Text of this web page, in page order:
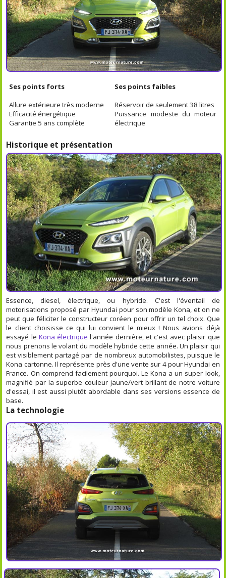
Ses points forts
Allure extérieure très moderne
Efficacité énergétique
Garantie 5 ans complète
Ses points faibles
Réservoir de seulement 38 litres
Puissance modeste du moteur
électrique
Historique et présentation
Essence, diesel, électrique, ou hybride. C'est l'éventail de
motorisations proposé par Hyundai pour son modèle Kona, et on ne
peut que féliciter le constructeur coréen pour offrir un tel choix. Que
le client choisisse ce qui lui convient le mieux ! Nous avions déjà
essayé le Kona électrique l'année dernière, et c'est avec plaisir que
nous prenons le volant du modèle hybride cette année. Un plaisir qui
est visiblement partagé par de nombreux automobilistes, puisque le
Kona cartonne. Il représente près d'une vente sur 4 pour Hyundai en
France. On comprend facilement pourquoi. Le Kona a un super look,
magnifié par la superbe couleur jaune/vert brillant de notre voiture
d'essai, il est aussi plutôt abordable dans ses versions essence de
base.
La technologie